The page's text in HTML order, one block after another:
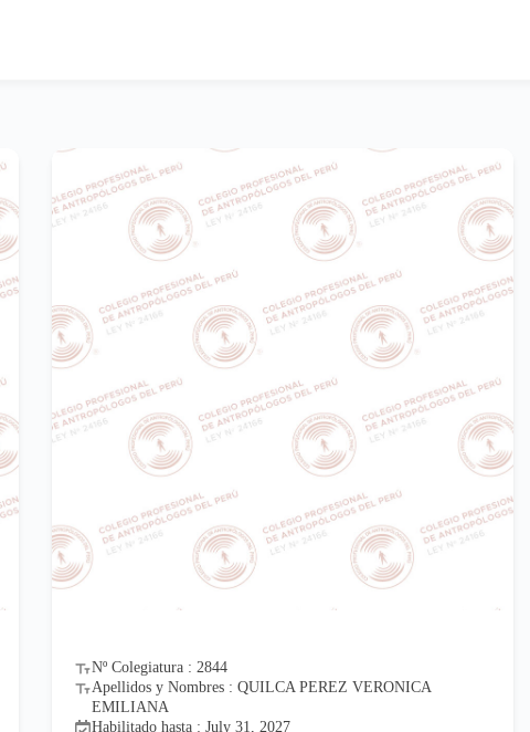
Nº Colegiatura : 2844
Apellidos y Nombres : QUILCA PEREZ VERONICA
EMILIANA
Habilitado hasta : July 31, 2027